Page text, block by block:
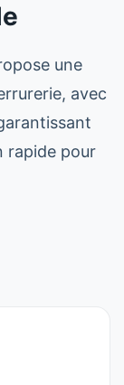
une
avec
rapide pour